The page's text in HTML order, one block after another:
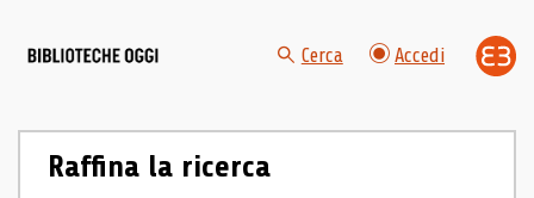
Cerca Accedi
Raffina la ricerca